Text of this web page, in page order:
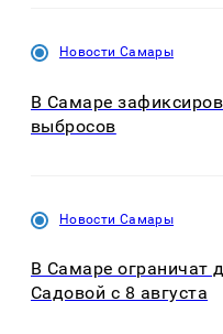
Новости Самары
В Самаре
выбросов
Новости Самары
В Самаре ограничат
Садовой с 8 августа